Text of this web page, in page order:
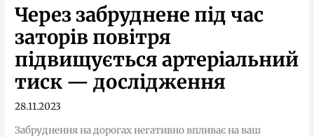
Через забруднене під час
заторів повітря
підвищується артеріальний
тиск — дослідження
28.11.2023
Забруднення на дорогах негативно впливає на ваш